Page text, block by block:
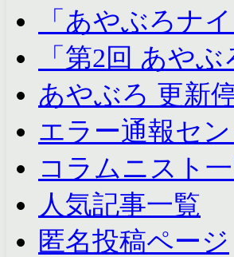
「あやぶろナ
「第2回 あや
あやぶろ 更新
エラー通報セ
コラムニスト
人気記事一覧
匿名投稿ページ